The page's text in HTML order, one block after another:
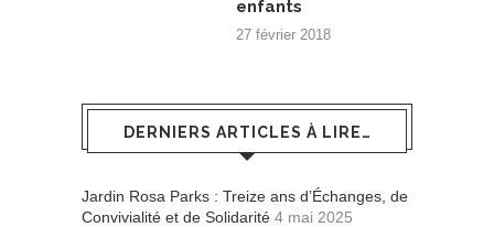
enfants
27 février 2018
DERNIERS ARTICLES À LIRE…
Jardin Rosa Parks : Treize ans d’Échanges, de
Convivialité et de Solidarité 4 mai 2025